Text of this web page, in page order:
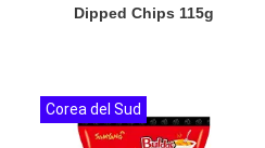
Dipped Chips 115g
Corea del Sud